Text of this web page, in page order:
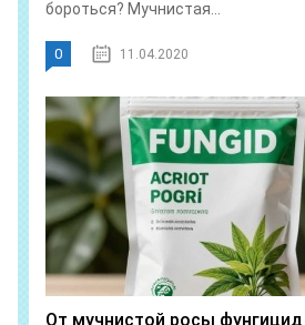
бороться? Мучнистая...
0 11.04.2020
От мучнистой росы фунгицид